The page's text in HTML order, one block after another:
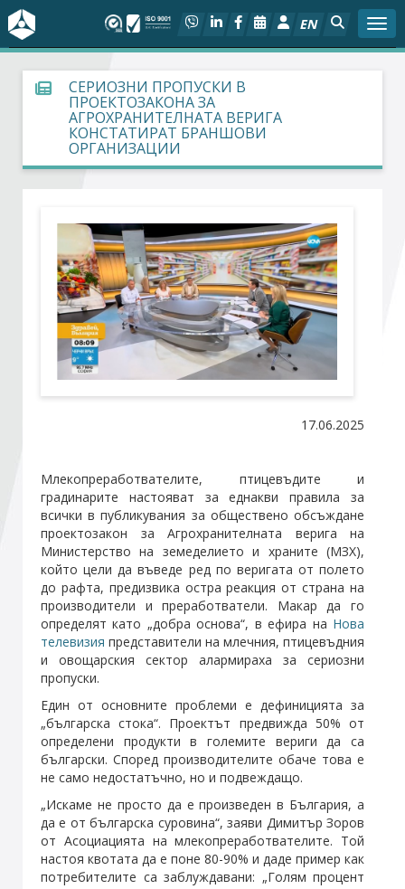
EN
За БСК
На фокус
Актуално
Дейности
Арбитражен съд
Проекти
Абонирайте се!
СЕРИОЗНИ ПРОПУСКИ В
ПРОЕКТОЗАКОНА ЗА
АГРОХРАНИТЕЛНАТА ВЕРИГА
КОНСТАТИРАТ БРАНШОВИ
ОРГАНИЗАЦИИ
17.06.2025
Млекопреработвателите, птицевъдите и
градинарите настояват за еднакви правила за
всички в публикувания за обществено обсъждане
проектозакон за Агрохранителната верига на
Министерство на земеделието и храните (МЗХ),
който цели да въведе ред по веригата от полето
до рафта, предизвика остра реакция от страна на
производители и преработватели. Макар да го
определят като „добра основа“, в ефира на Нова
телевизия представители на млечния, птицевъдния
и овощарския сектор алармираха за сериозни
пропуски.
Един от основните проблеми е дефиницията за
„българска стока“. Проектът предвижда 50% от
определени продукти в големите вериги да са
български. Според производителите обаче това е
не само недостатъчно, но и подвеждащо.
„Искаме не просто да е произведен в България, а
да е от българска суровина“, заяви Димитър Зоров
от Асоциацията на млекопреработвателите. Той
настоя квотата да е поне 80-90% и даде пример как
потребителите са заблуждавани: „Голям процент